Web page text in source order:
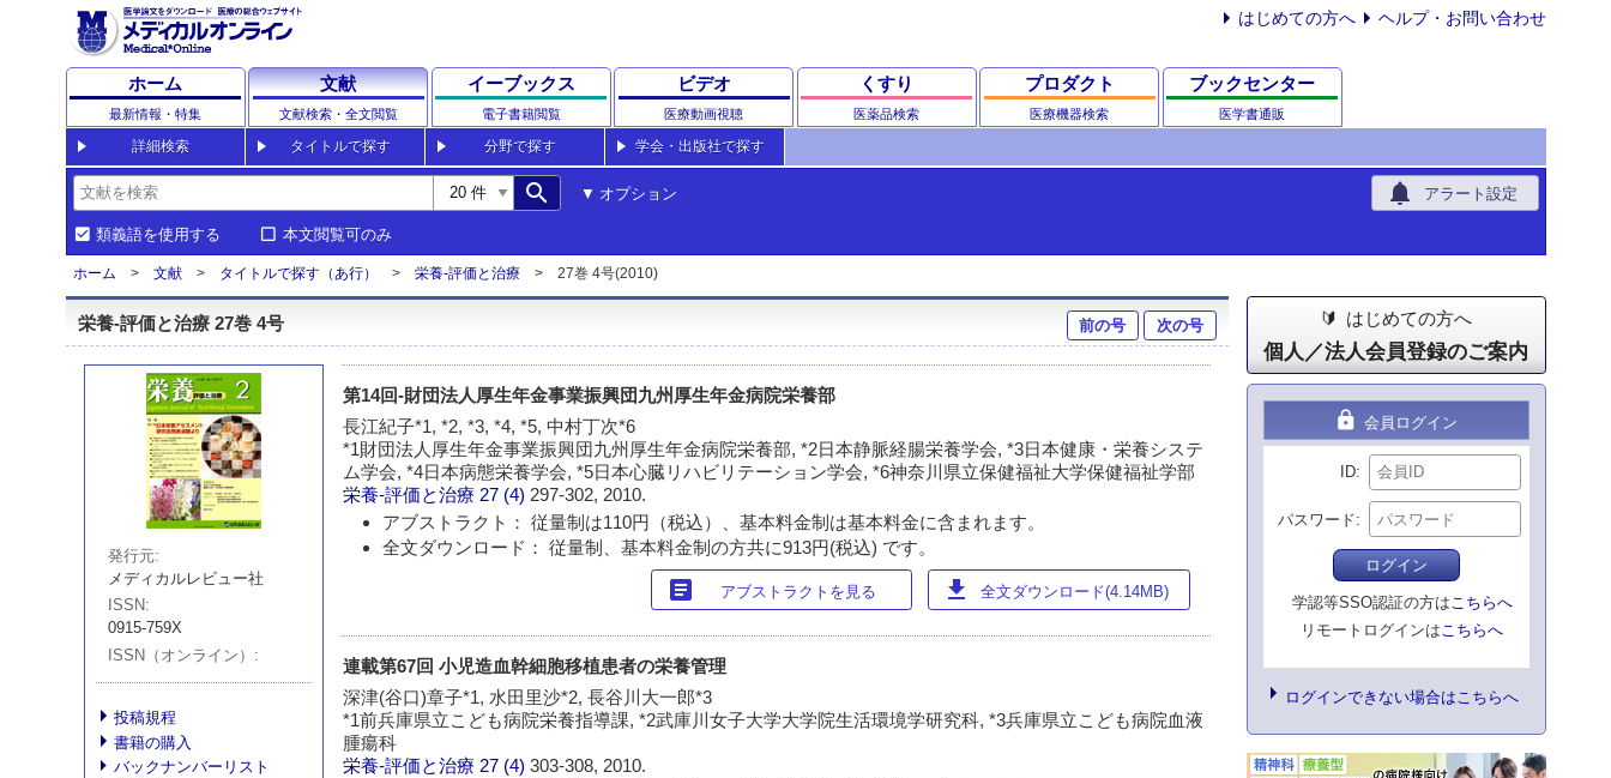
はじめての方へ ヘルプ・お問い合わせ
ホーム
最新情報・特集
文献
文献検索・全文閲覧
イーブックス
電子書籍閲覧
ビデオ
医療動画視聴
くすり
医薬品検索
プロダクト
医療機器検索
ブックセンター
医学書通販
詳細検索 タイトルで探す 分野で探す 学会・出版社で探す
search オプション notifications アラート設定
類義語を使用する 本文閲覧可のみ
ホーム 文献 タイトルで探す（あ行） 栄養-評価と治療 27巻 4号(2010)
栄養-評価と治療 27巻 4号 前の号 次の号
発行元
メディカルレビュー社
ISSN
0915-759X
ISSN（オンライン）
投稿規程
書籍の購入
バックナンバーリスト
第14回-財団法人厚生年金事業振興団九州厚生年金病院栄養部
長江紀子*1, *2, *3, *4, *5, 中村丁次*6
*1財団法人厚生年金事業振興団九州厚生年金病院栄養部, *2日本静脈経腸栄養学会, *3日本健康・栄養システ
ム学会, *4日本病態栄養学会, *5日本心臓リハビリテーション学会, *6神奈川県立保健福祉大学保健福祉学部
栄養-評価と治療 27 (4) 297-302, 2010.
アブストラクト： 従量制は110円（税込）、基本料金制は基本料金に含まれます。
全文ダウンロード： 従量制、基本料金制の方共に913円(税込) です。
article アブストラクトを見る download 全文ダウンロード(4.14MB)
連載第67回 小児造血幹細胞移植患者の栄養管理
深津(谷口)章子*1, 水田里沙*2, 長谷川大一郎*3
*1前兵庫県立こども病院栄養指導課, *2武庫川女子大学大学院生活環境学研究科, *3兵庫県立こども病院血液
腫瘍科
栄養-評価と治療 27 (4)303-308, 2010.
はじめての方へ
個人／法人会員登録のご案内
lock 会員ログイン
ID
パスワード
ログイン
学認等SSO認証の方はこちらへ
リモートログインはこちらへ
ログインできない場合はこちらへ